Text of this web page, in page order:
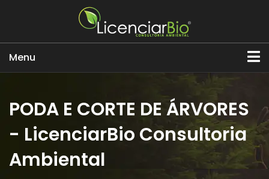
Menu
PODA E CORTE DE ÁRVORES
- LicenciarBio Consultoria
Ambiental